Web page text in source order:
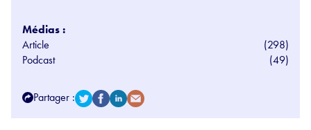
Médias :
Article
(298)
Podcast
(49)
Partager :